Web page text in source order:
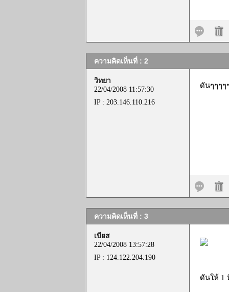
ความคิดเห็นที่ : 2
วิทยา
22/04/2008 11:57:30
IP : 203.146.110.216
ดันๆๆๆๆ
ความคิดเห็นที่ : 3
เบียส
22/04/2008 13:57:28
IP : 124.122.204.190
ดันให้ 1